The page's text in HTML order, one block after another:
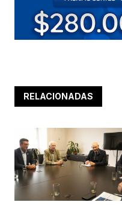
RELACIONADAS